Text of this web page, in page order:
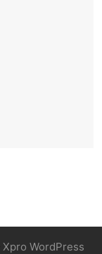
Xpro WordPress